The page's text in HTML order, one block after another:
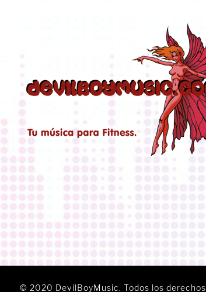
© 2020 DevilBoyMusic. Todos los derechos